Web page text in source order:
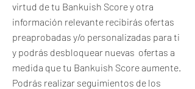
virtud de tu Bankuish Score y otra
información relevante recibirás ofertas
preaprobadas y/o personalizadas para ti
y podrás desbloquear nuevas ofertas a
medida que tu Bankuish Score aumente.
Podrás realizar seguimientos de los